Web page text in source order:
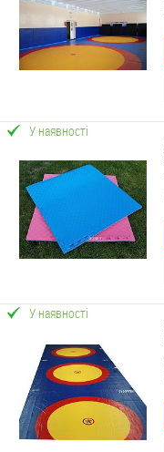
У наявності
У наявності